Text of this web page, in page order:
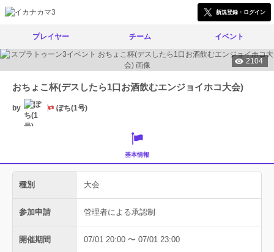
新規登録・ログイン
プレイヤー チーム イベント
2104
おちょこ杯(デスしたら1口お酒飲むエンジョイホコ大会)
by ぽち(1号)
基本情報
種別 大会
参加申請 管理者による承認制
開催期間 07/01 20:00 〜 07/01 23:00